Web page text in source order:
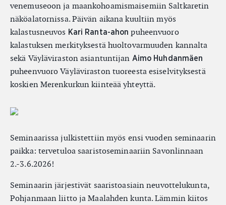
venemuseoon ja maankohoamismaisemiin Saltkaretin
näköalatornissa. Päivän aikana kuultiin myös
kalastusneuvos Kari Ranta-ahonpuheenvuoro
kalastuksen merkityksestä huoltovarmuuden kannalta
sekä Väyläviraston asiantuntijan Aimo Huhdanmäen
puheenvuoro Väyläviraston tuoreesta esiselvityksestä
koskien Merenkurkun kiinteää yhteyttä.
Seminaarissa julkistettiin myös ensi vuoden seminaarin
paikka: tervetuloa saaristoseminaariin Savonlinnaan
2.-3.6.2026!
Seminaarin järjestivät saaristoasiain neuvottelukunta,
Pohjanmaan liitto ja Maalahden kunta. Lämmin kiitos